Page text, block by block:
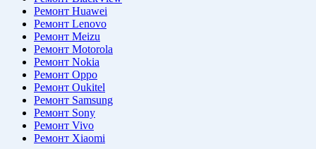
Ремонт Huawei
Ремонт Lenovo
Ремонт Meizu
Ремонт Motorola
Ремонт Nokia
Ремонт Oppo
Ремонт Oukitel
Ремонт Samsung
Ремонт Sony
Ремонт Vivo
Ремонт Xiaomi